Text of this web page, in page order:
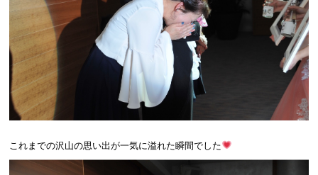
これまでの沢山の思い出が一気に溢れた瞬間でした